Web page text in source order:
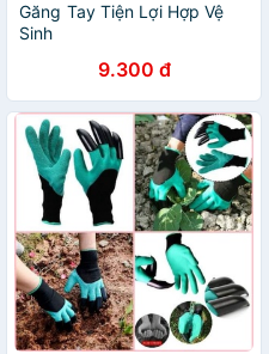
Găng Tay Tiện Lợi Hợp Vệ
Sinh
9.300 đ